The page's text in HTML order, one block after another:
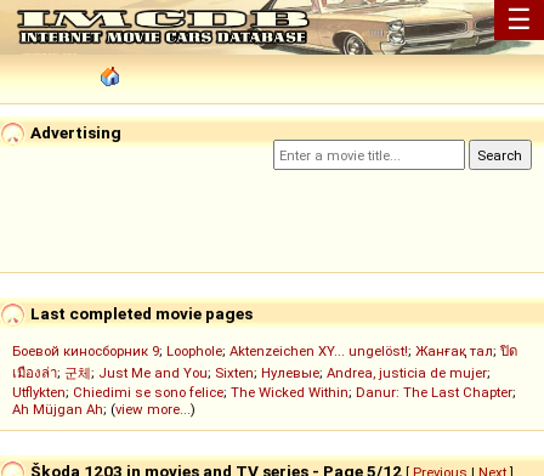
☰
Advertising
Last completed movie pages
Боевой киносборник 9; Loophole; Aktenzeichen XY... ungelöst!; Жанғақ тал; ปิด
เมืองล่า; 군체; Just Me and You; Sixten; Нулевые; Andrea, justicia de mujer;
Utflykten; Chiedimi se sono felice; The Wicked Within; Danur: The Last Chapter;
Ah Müjgan Ah; (view more...)
Škoda 1203 in movies and TV series - Page 5/12 [ Previous | Next]